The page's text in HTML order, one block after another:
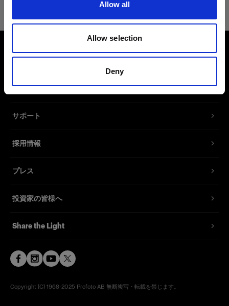
Allow all
Allow selection
Deny
会社概要
お問い合わせ
サポート
採用情報
プレス
投資家の皆様へ
Share the Light
Copyright (C) 1968-2025 Profoto AB 無断複写・転載を禁じます。